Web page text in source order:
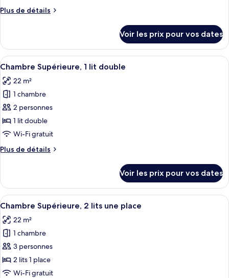
chambre :
plusieurs
lits
Plus de détails
Plus
le
type
de
Chambre
Exécutive,
lits
Voir les prix pour vos dates
Afficher
toutes
les
photos
pour
ce
type
chambre :
lit
double
Une chambre d’hôtel avec un
15
Chambre Supérieure, 1 lit double
22 m²
1 chambre
2 personnes
1 lit double
Wi-Fi gratuit
Plus de détails
Plus
le
type
de
Chambre
Supérieure,
lit
double
Voir les prix pour vos dates
Afficher
toutes
les
photos
pour
ce
type
Une chambre d’hôtel avec deux
13
Chambre Supérieure, 2 lits une place
22 m²
1 chambre
3 personnes
2 lits 1 place
Wi-Fi gratuit